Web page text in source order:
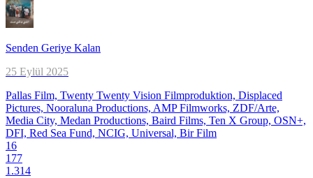
Senden Geriye Kalan
25 Eylül 2025
Pallas Film, Twenty Twenty Vision Filmproduktion, Displaced
Pictures, Nooraluna Productions, AMP Filmworks, ZDF/Arte,
Media City, Medan Productions, Baird Films, Ten X Group, OSN+,
DFI, Red Sea Fund, NCIG, Universal, Bir Film
16
177
1.314